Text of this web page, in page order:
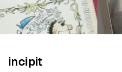
incipit